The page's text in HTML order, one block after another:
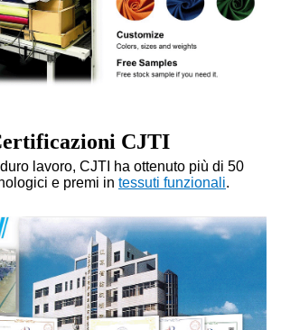
CJTI
lavoro, CJTI ha ottenuto più di 50
e premi in tessuti funzionali.